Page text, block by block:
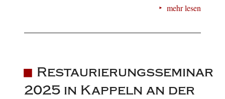
mehr lesen
Restaurierungsseminar
2025 in Kappeln an der